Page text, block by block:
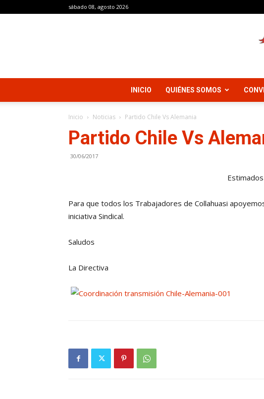
sábado 08, agosto 2026
INICIO QUIÉNES SOMOS
Inicio Noticias Partido Chile Vs Alemania
Partido Chile Vs
30/06/2017
Para que todos los Trabajadores de Collahuasi
iniciativa Sindical.
Saludos
La Directiva